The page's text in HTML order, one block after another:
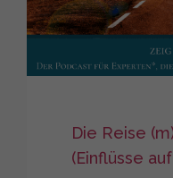
Die Reise
(Einflüsse